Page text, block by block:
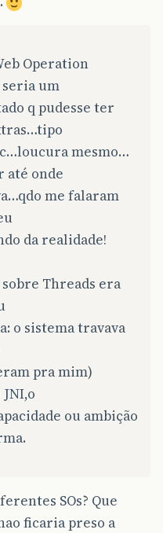
Operation
seria um
q pudesse ter
mesmo…
até onde
me falaram
da realidade!
Threads era
o sistema travava
pra mim)
ou ambição
SOs? Que
ficaria preso a